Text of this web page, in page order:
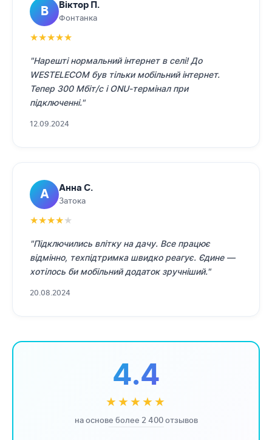
В Віктор П.
Фонтанка
★★★★★
"Нарешті нормальний інтернет в селі! До
WESTELECOM був тільки мобільний інтернет.
Тепер 300 Мбіт/с і ONU-термінал при
підключенні."
12.09.2024
А Анна С.
Затока
★★★★★
"Підключились влітку на дачу. Все працює
відмінно, техпідтримка швидко реагує. Єдине —
хотілось би мобільний додаток зручніший."
20.08.2024
4.4
★★★★★
на основе более 2 400 отзывов